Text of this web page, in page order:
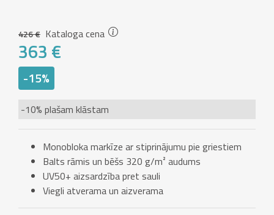
426 € Kataloga cena
363 €
-15%
-10% plašam klāstam
Monobloka markīze ar stiprinājumu pie griestiem
Balts rāmis un bēšs 320 g/m² audums
UV50+ aizsardzība pret sauli
Viegli atverama un aizverama